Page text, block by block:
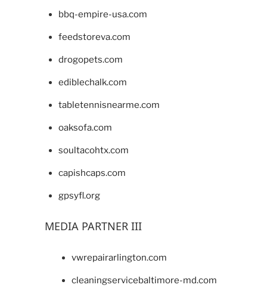
bbq-empire-usa.com
feedstoreva.com
drogopets.com
ediblechalk.com
tabletennisnearme.com
oaksofa.com
soultacohtx.com
capishcaps.com
gpsyfl.org
MEDIA PARTNER III
vwrepairarlington.com
cleaningservicebaltimore-md.com